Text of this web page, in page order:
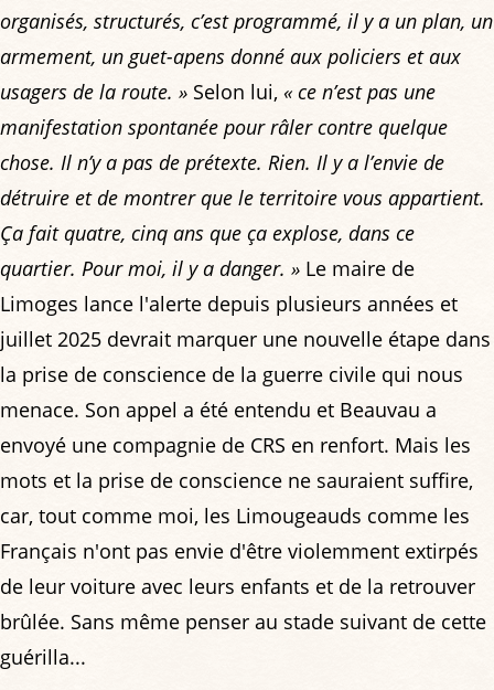
organisés, structurés, c’est programmé, il y a un plan, un
armement, un guet-apens donné aux policiers et aux
usagers de la route. » Selon lui, « ce n’est pas une
manifestation spontanée pour râler contre quelque
chose. Il n’y a pas de prétexte. Rien. Il y a l’envie de
détruire et de montrer que le territoire vous appartient.
Ça fait quatre, cinq ans que ça explose, dans ce
quartier. Pour moi, il y a danger. » Le maire de
Limoges lance l'alerte depuis plusieurs années et
juillet 2025 devrait marquer une nouvelle étape dans
la prise de conscience de la guerre civile qui nous
menace. Son appel a été entendu et Beauvau a
envoyé une compagnie de CRS en renfort. Mais les
mots et la prise de conscience ne sauraient suffire,
car, tout comme moi, les Limougeauds comme les
Français n'ont pas envie d'être violemment extirpés
de leur voiture avec leurs enfants et de la retrouver
brûlée. Sans même penser au stade suivant de cette
guérilla...